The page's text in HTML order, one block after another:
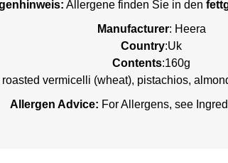
Allergene finden Sie in den
Manufacturer: Heera
Country:Uk
Contents:160g
roasted vermicelli (wheat), pistachios,
Allergen Advice: For Allergens, see